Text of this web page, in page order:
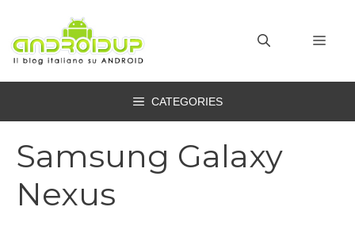
contenuto
CATEGORIES
Samsung Galaxy
Nexus